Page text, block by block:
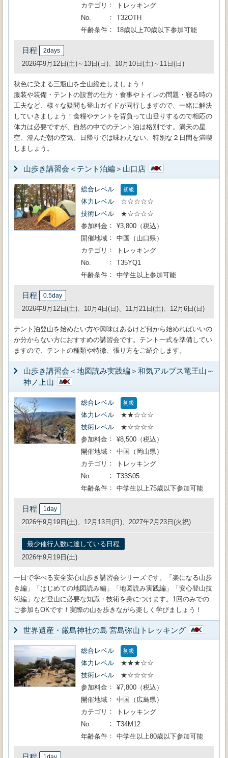
カテゴリ
トレッキング
No.
T32OTH
年齢条件
18歳以上70歳以下参加可能
日程 2days
2026年9月12日(土)～13日(日)、10月10日(土)～11日(日)
秋色に染まる三瓶山を全山縦走しましょう！
服装や装備・テントの設営の仕方・食事やトイレの問題・寝る時の
工夫など、様々な疑問も登山ガイドが同行しますので、一緒に解決
していきましょう！食糧やテントを背負って山登りするので相応の
体力は必要ですが、自然の中でのテント泊は格別です。満天の星
空、澄んだ朝の空気、日帰りでは味わえない、特別な２日間を満喫
しましょう。
山歩き講習会＜テント泊編＞山口店
総合レベル 初級
体力レベル
☆☆☆☆☆
技術レベル
★☆☆☆☆
参加料金
¥3,800（税込）
開催地域
中国（山口県）
カテゴリ
トレッキング
No.
T35YQ1
年齢条件
中学生以上参加可能
日程 0.5day
2026年9月12日(土)、10月4日(日)、11月21日(土)、12月6日(日)
テント泊登山を始めたい方や興味はあるけど何から始めればいいの
か分からない方におすすめの講習会です。テント一式を準備してい
ますので、テントの種類や特徴、張り方をご紹介します。
山歩き講習会＜地図読み実践編＞和気アルプス竜王山～
神ノ上山
総合レベル 初級
体力レベル
★★☆☆☆
技術レベル
★☆☆☆☆
参加料金
¥8,500（税込）
開催地域
中国（岡山県）
カテゴリ
トレッキング
No.
T33S05
年齢条件
中学生以上75歳以下参加可能
日程 1day
2026年9月19日(土)、12月13日(日)、2027年2月23日(火祝)
最少催行人数に達している日程
2026年9月19日(土)
一日で学べる安全安心山歩き講習会シリーズです。「楽になる山歩
き編」「はじめての地図読み編」「地図読み実践編」「安心登山技
術編」など登山に必要な知識・技術を身につけます。1回のみでの
ご参加もOKです！実際の山を歩きながら楽しく学びましょう！
世界遺産・厳島神社の島 宮島弥山トレッキング
総合レベル 初級
体力レベル
★★★☆☆
技術レベル
★☆☆☆☆
参加料金
¥7,800（税込）
開催地域
中国（広島県）
カテゴリ
トレッキング
No.
T34M12
年齢条件
中学生以上80歳以下参加可能